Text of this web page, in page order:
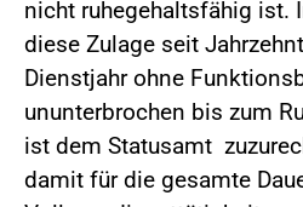
nicht ruhegehaltsfähig ist.
diese Zulage seit
Dienstjahr ohne
ununterbrochen bis zum
ist dem Statusamt
damit für die gesamte